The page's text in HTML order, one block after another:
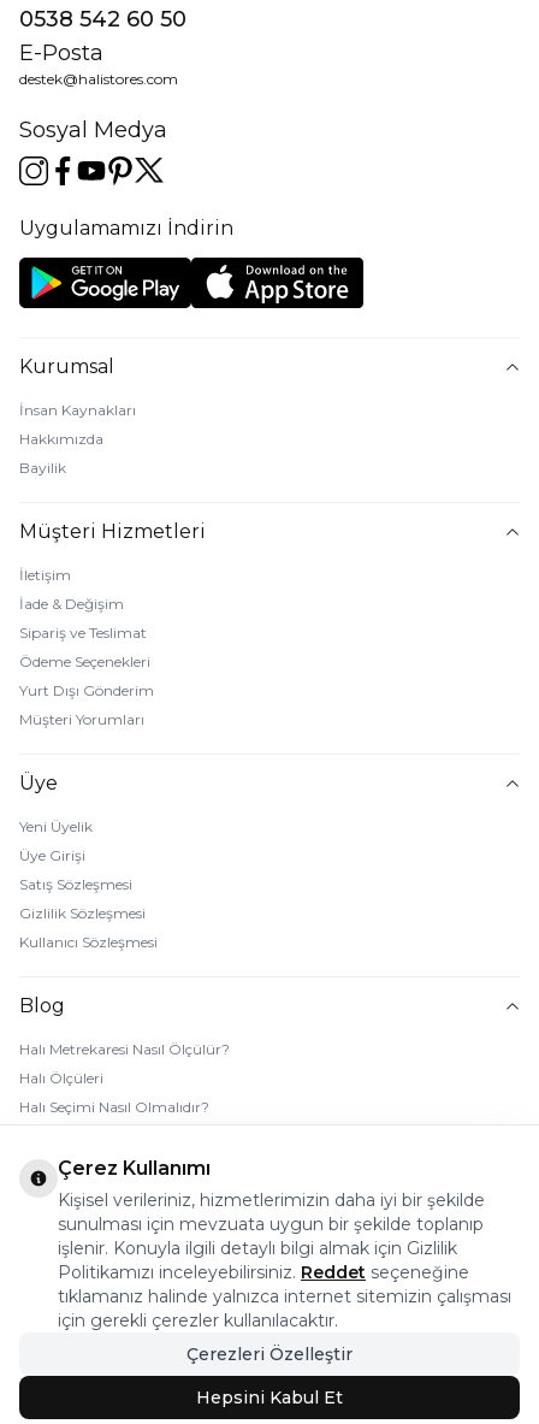
0538 542 60 50
E-Posta
destek@halistores.com
Sosyal Medya
Uygulamamızı İndirin
Kurumsal
İnsan Kaynakları
Hakkımızda
Bayilik
Müşteri Hizmetleri
İletişim
İade & Değişim
Sipariş ve Teslimat
Ödeme Seçenekleri
Yurt Dışı Gönderim
Müşteri Yorumları
Üye
Yeni Üyelik
Üye Girişi
Satış Sözleşmesi
Gizlilik Sözleşmesi
Kullanıcı Sözleşmesi
Blog
Halı Metrekaresi Nasıl Ölçülür?
Halı Ölçüleri
Halı Seçimi Nasıl Olmalıdır?
Halı Temizliği Nasıl Yapılır?
Bebek Halı Temizliği Nasıl Yapılır?
7 Adımda Halı Lekesi Çıkarma
Halı Kaydırmaz Ped Nasıl Kullanılır?
© 2026 Halı Stores Her Hakkı Saklıdır, Kopyalanamaz.
Bu firma ETBİS’e kayıtlıdır.
Çerez Kullanımı
Kişisel verileriniz, hizmetlerimizin daha iyi bir şekilde
sunulması için mevzuata uygun bir şekilde toplanıp
işlenir. Konuyla ilgili detaylı bilgi almak için Gizlilik
Politikamızı inceleyebilirsiniz. Reddet seçeneğine
tıklamanız halinde yalnızca internet sitemizin çalışması
için gerekli çerezler kullanılacaktır.
Çerezleri Özelleştir
Hepsini Kabul Et